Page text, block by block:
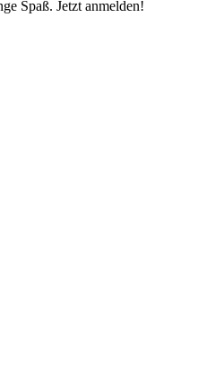
Spaß. Jetzt anmelden!